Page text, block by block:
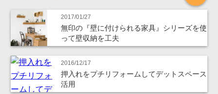
2017/01/27
無印の『壁に付けられる家具』シリーズを使
って壁収納を工夫
2016/12/17
押入れをプチリフォームしてデットスペース
活用